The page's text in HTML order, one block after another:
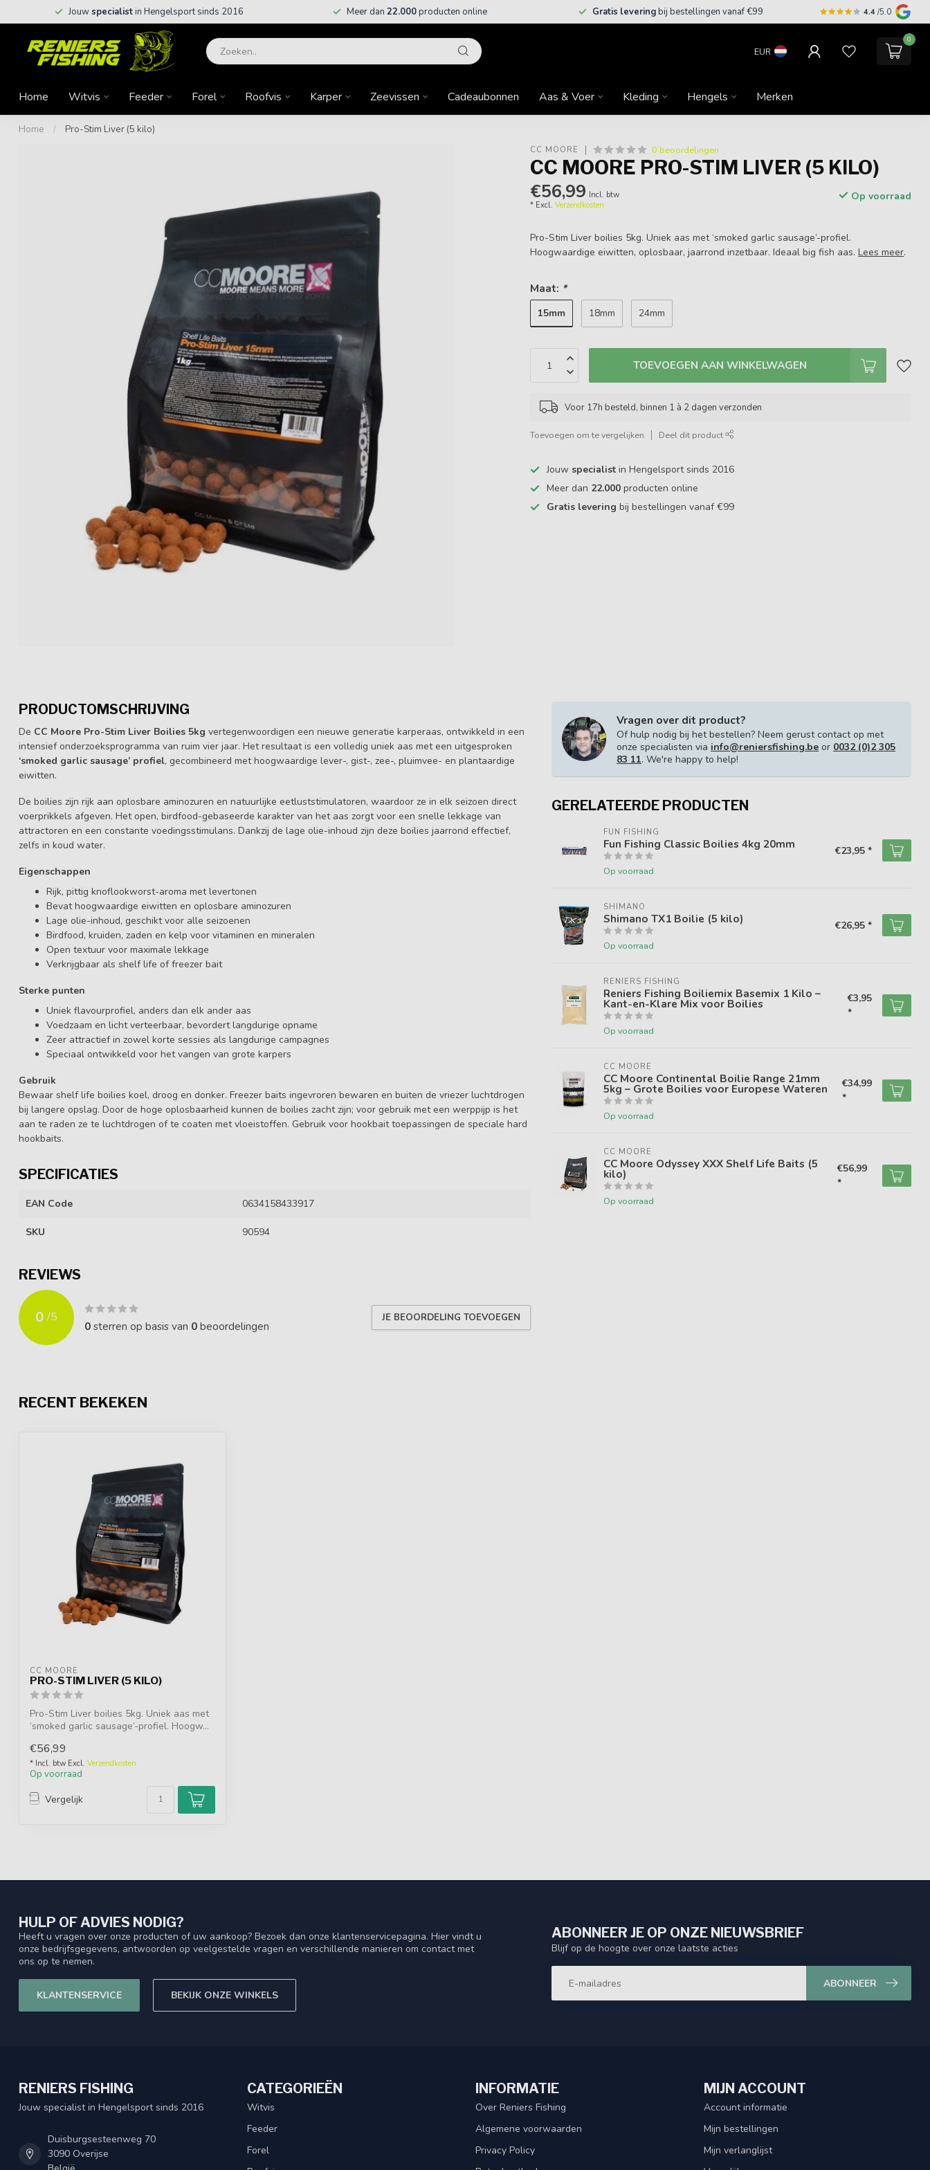
Jouwspecialistin Hengelsport sinds 2016 Meer dan 22.000producten online Gratis leveringbij bestellingen vanaf €99 4.4 /5.0
EUR
0
Home Witvis Feeder Forel Roofvis Karper Zeevissen Cadeaubonnen Aas & Voer Kleding Hengels Merken
Home / Pro-Stim Liver (5 kilo)
CC MOORE 0 beoordelingen
CC MOORE PRO-STIM LIVER (5 KILO)
€56,99 Incl. btw
* Excl.Verzendkosten
Op voorraad
Pro-Stim Liver boilies 5kg. Uniek aas met ‘smoked garlic sausage’-profiel.
Hoogwaardige eiwitten, oplosbaar, jaarrond inzetbaar. Ideaal big fish aas.Lees meer.
Maat: *
15mm 18mm 24mm
TOEVOEGEN AAN WINKELWAGEN
Voor 17h besteld, binnen 1 à 2 dagen verzonden
Toevoegen om te vergelijken Deel dit product
Jouw specialist in Hengelsport sinds 2016
Meer dan 22.000 producten online
Gratis levering bij bestellingen vanaf €99
PRODUCTOMSCHRIJVING
De CC Moore Pro-Stim Liver Boilies 5kg vertegenwoordigen een nieuwe generatie karperaas, ontwikkeld in een
intensief onderzoeksprogramma van ruim vier jaar. Het resultaat is een volledig uniek aas met een uitgesproken
‘smoked garlic sausage’ profiel, gecombineerd met hoogwaardige lever-, gist-, zee-, pluimvee- en plantaardige
eiwitten.
De boilies zijn rijk aan oplosbare aminozuren en natuurlijke eetluststimulatoren, waardoor ze in elk seizoen direct
voerprikkels afgeven. Het open, birdfood-gebaseerde karakter van het aas zorgt voor een snelle lekkage van
attractoren en een constante voedingsstimulans. Dankzij de lage olie-inhoud zijn deze boilies jaarrond effectief,
zelfs in koud water.
Eigenschappen
Rijk, pittig knoflookworst-aroma met levertonen
Bevat hoogwaardige eiwitten en oplosbare aminozuren
Lage olie-inhoud, geschikt voor alle seizoenen
Birdfood, kruiden, zaden en kelp voor vitaminen en mineralen
Open textuur voor maximale lekkage
Verkrijgbaar als shelf life of freezer bait
Sterke punten
Uniek flavourprofiel, anders dan elk ander aas
Voedzaam en licht verteerbaar, bevordert langdurige opname
Zeer attractief in zowel korte sessies als langdurige campagnes
Speciaal ontwikkeld voor het vangen van grote karpers
Gebruik
Bewaar shelf life boilies koel, droog en donker. Freezer baits ingevroren bewaren en buiten de vriezer luchtdrogen
bij langere opslag. Door de hoge oplosbaarheid kunnen de boilies zacht zijn; voor gebruik met een werppijp is het
aan te raden ze te luchtdrogen of te coaten met vloeistoffen. Gebruik voor hookbait toepassingen de speciale hard
hookbaits.
SPECIFICATIES
EAN Code 0634158433917
SKU 90594
REVIEWS
0 /5
0sterren op basis van 0beoordelingen
JE BEOORDELING TOEVOEGEN
Vragen over dit product?
Of hulp nodig bij het bestellen? Neem gerust contact op met
onze specialisten via info@reniersfishing.be or 0032 (0)2 305
83 11. We're happy to help!
GERELATEERDE PRODUCTEN
FUN FISHING
Fun Fishing Classic Boilies 4kg 20mm
Op voorraad
€23,95 *
SHIMANO
Shimano TX1 Boilie (5 kilo)
Op voorraad
€26,95 *
RENIERS FISHING
Reniers Fishing Boiliemix Basemix 1 Kilo –
Kant-en-Klare Mix voor Boilies
Op voorraad
€3,95
*
CC MOORE
CC Moore Continental Boilie Range 21mm
5kg – Grote Boilies voor Europese Wateren
Op voorraad
€34,99
*
CC MOORE
CC Moore Odyssey XXX Shelf Life Baits (5
kilo)
Op voorraad
€56,99
*
RECENT BEKEKEN
CC MOORE
PRO-STIM LIVER (5 KILO)
Pro-Stim Liver boilies 5kg. Uniek aas met
‘smoked garlic sausage’-profiel. Hoogw...
€56,99
* Incl. btw Excl. Verzendkosten
Op voorraad
Vergelijk
HULP OF ADVIES NODIG?
Heeft u vragen over onze producten of uw aankoop? Bezoek dan onze klantenservicepagina. Hier vindt u
onze bedrijfsgegevens, antwoorden op veelgestelde vragen en verschillende manieren om contact met
ons op te nemen.
KLANTENSERVICE BEKIJK ONZE WINKELS
ABONNEER JE OP ONZE NIEUWSBRIEF
Blijf op de hoogte over onze laatste acties
ABONNEER
RENIERS FISHING
Jouw specialist in Hengelsport sinds 2016
Duisburgsesteenweg 70
3090 Overijse
CATEGORIEËN
Witvis
Feeder
Forel
INFORMATIE
Over Reniers Fishing
Algemene voorwaarden
Privacy Policy
MIJN ACCOUNT
Account informatie
Mijn bestellingen
Mijn verlanglijst